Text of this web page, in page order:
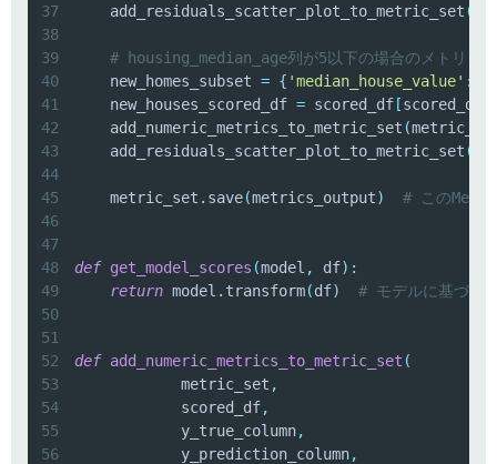
37
    add_residuals_scatter_plot_to_metric_set
(
38
39
# housing_median_age列が5以下の場合のメトリク
40
    new_homes_subset
= { 'median_house_value' :
41
    new_houses_scored_df
= scored_df [scored_df
42
    add_numeric_metrics_to_metric_set
(
43
    add_residuals_scatter_plot_to_metric_set
(
44
45
    metric_set
. save(metrics_output)
# この
46
47
48
def get_model_scores (model , df) :
49
return model . transform(df)
# モデルに基づい
50
51
52
def add_numeric_metrics_to_metric_set (
53
            metric_set
,
54
            scored_df
,
55
            y_true_column
,
56
            y_prediction_column
,